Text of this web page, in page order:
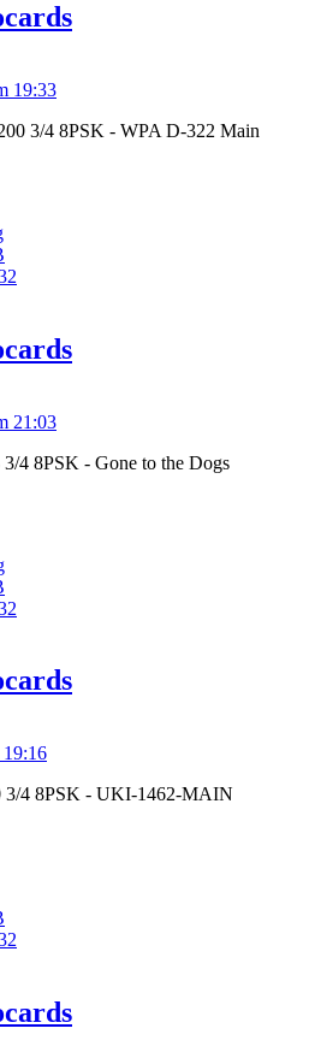
19:33
3/4 8PSK - WPA D-322 Main
21:03
3/4 8PSK - Gone to the Dogs
19:16
3/4 8PSK - UKI-1462-MAIN